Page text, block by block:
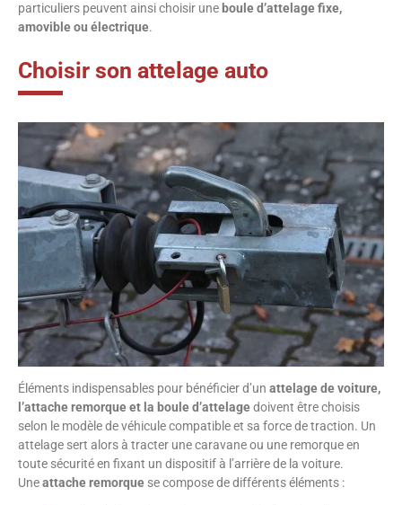
particuliers peuvent ainsi choisir une boule d’attelage fixe,
amovible ou électrique.
Choisir son attelage auto
Éléments indispensables pour bénéficier d’un attelage de voiture,
l’attache remorque et la boule d’attelagedoivent être choisis
selon le modèle de véhicule compatible et sa force de traction. Un
attelage sert alors à tracter une caravane ou une remorque en
toute sécurité en fixant un dispositif à l’arrière de la voiture.
Uneattache remorque se compose de différents éléments :